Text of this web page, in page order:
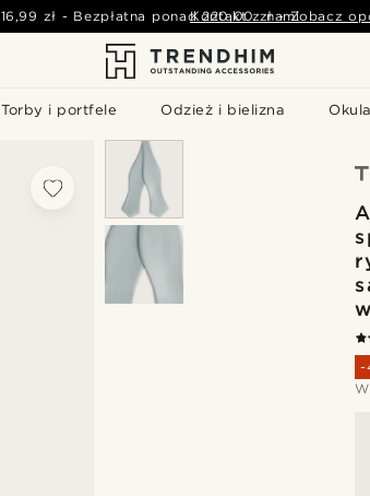
Torby i portfele Odzież i bielizna
16,99 zł - Bezpłatna ponad 220,00 zł - Zobacz
Kontakt z nami
-